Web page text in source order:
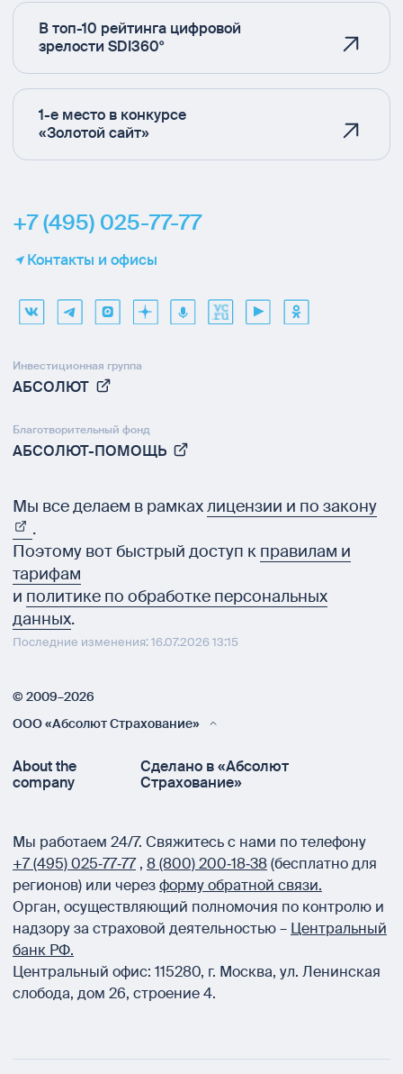
В топ-10 рейтинга цифровой
зрелости SDI360°
1-е место в конкурсе
«Золотой сайт»
+7 (495) 025-77-77
Контакты и офисы
Инвестиционная группа
АБСОЛЮТ
Благотворительный фонд
АБСОЛЮТ-ПОМОЩЬ
Мы все делаем в рамкахлицензии и по закону
.
Поэтому вот быстрый доступ к правилам и
тарифам
и политике по обработке персональных
данных.
Последние изменения: 16.07.2026 13:15
© 2009–2026
ООО «Абсолют Страхование»
About the
company
Сделано в «Абсолют
Страхование»
Мы работаем 24/7. Свяжитесь с нами по телефону
+7 (495) 025‑77‑77 , 8 (800) 200‑18‑38(бесплатно для
регионов) или черезформу обратной связи.
Орган, осуществляющий полномочия по контролю и
надзору за страховой деятельностью – Центральный
банк РФ.
Центральный офис: 115280, г. Москва, ул. Ленинская
слобода, дом 26, строение 4.